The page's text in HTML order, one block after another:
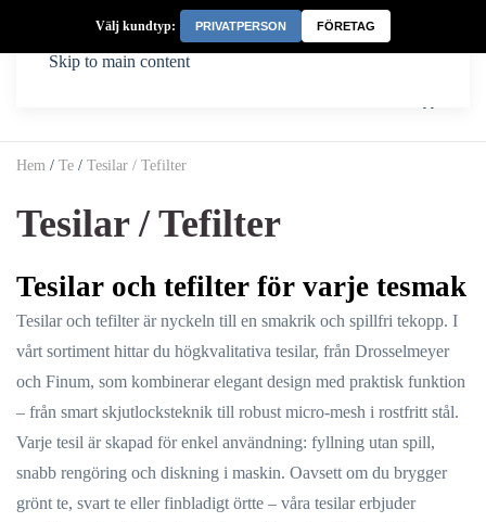
Välj kundtyp: PRIVATPERSON FÖRETAG
Skip to main content
Hem / Te / Tesilar / Tefilter
Tesilar / Tefilter
Tesilar och tefilter för varje tesmak
Tesilar och tefilter är nyckeln till en smakrik och spillfri tekopp. I
vårt sortiment hittar du högkvalitativa tesilar, från Drosselmeyer
och Finum, som kombinerar elegant design med praktisk funktion
– från smart skjutlocksteknik till robust micro-mesh i rostfritt stål.
Varje tesil är skapad för enkel användning: fyllning utan spill,
snabb rengöring och diskning i maskin. Oavsett om du brygger
grönt te, svart te eller finbladigt örtte – våra tesilar erbjuder